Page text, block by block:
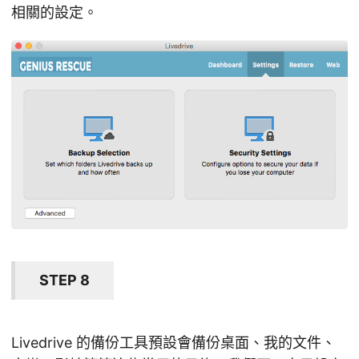
相關的設定。
STEP 8
Livedrive 的備份工具預設會備份桌面、我的文件、